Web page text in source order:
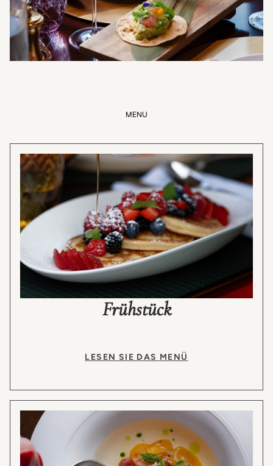
MENU
Frühstück
LESEN SIE DAS MENÜ